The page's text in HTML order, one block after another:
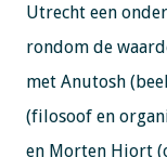
Utrecht een
rondom de
met Anutosh
(filosoof en
en Morten Hjort